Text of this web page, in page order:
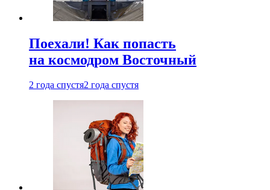
Поехали! Как попасть
на космодром Восточный
2 года спустя2 года спустя